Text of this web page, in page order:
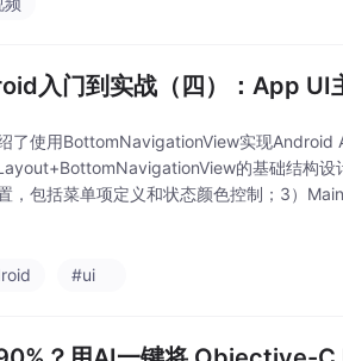
入门到实战（四）：App UI
了使用BottomNavigationView实现Android
的基础结构
，包括菜单项定义和状态颜色控制；3）
#ui